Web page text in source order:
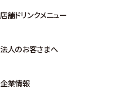
店舗ドリンクメニュー
法人のお客さまへ
企業情報